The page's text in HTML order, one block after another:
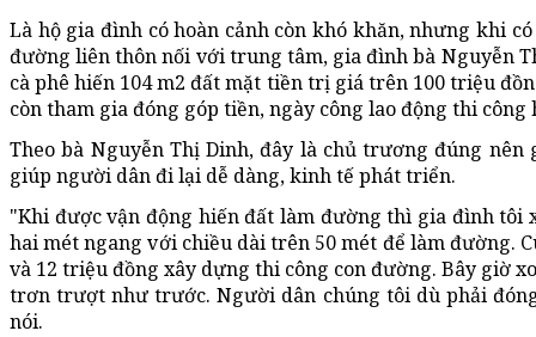
Là hộ gia đình có hoàn cảnh còn khó khăn, nhưng khi
đường liên thôn nối với trung tâm, gia đình bà Nguyễn
cà phê hiến 104 m2 đất mặt tiền trị giá trên 100 triệu
còn tham gia đóng góp tiền, ngày công lao động thi
Theo bà Nguyễn Thị Dinh, đây là chủ trương đúng
giúp người dân đi lại dễ dàng, kinh tế phát triển.
"Khi được vận động hiến đất làm đường thì gia đình tôi
hai mét ngang với chiều dài trên 50 mét để làm đường.
và 12 triệu đồng xây dựng thi công con đường. Bây giờ
trơn trượt như trước. Người dân chúng tôi dù phải
nói.